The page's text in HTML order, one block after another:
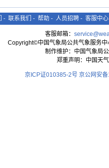
- 联系我们 - 帮助 - 人员招聘 - 客服中心
客服邮箱：
Copyright©中国气象局公共气象服务
制作维护：中国气象局
郑重声明：中国天
京ICP证010385-2号 京公网安